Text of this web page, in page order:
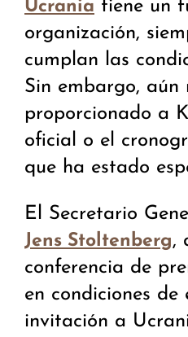
Ucrania tiene un
organización,
cumplan las
Sin embargo, aún
proporcionado a
oficial o el
que ha estado
El Secretario
Jens Stoltenberg,
conferencia de
en condiciones de
invitación a